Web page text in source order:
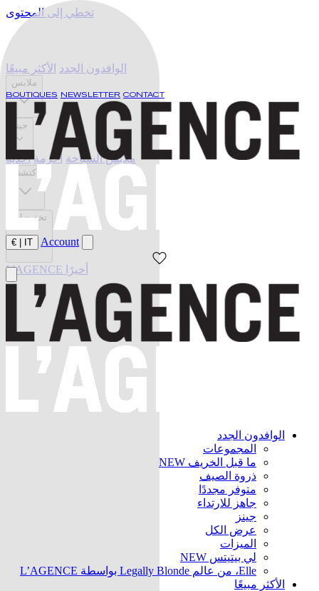
تخطي إلى المحتوى
BOUTIQUES NEWSLETTER CONTACT
IT
€ Account
الوافدون الجدد
المجموعات
ما قبل الخريف NEW
ذروة الصيف
متوفر مجددًا
جاهز للارتداء
جينز
عرض الكل
الميزات
لي بيتيتس NEW
Elle، من عالم Legally Blonde بواسطة L’AGENCE
الأكثر مبيعًا
الوافدون الجدد الأكثر مبيعًا
ملابس
جينز
ملابس السباحة أحزمة أحذية
اكتشف
تخفيضات
L'AGENCE أخيرًا